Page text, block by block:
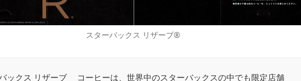
スターバックス リザーブ®
ックス リザーブ® コーヒーは、世界中のスターバックスの中でも限定店舗